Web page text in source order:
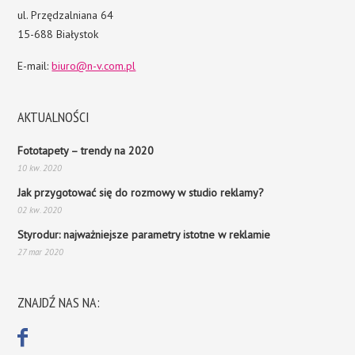
ul. Przędzalniana 64
15-688 Białystok
E-mail:biuro@n-v.com.pl
AKTUALNOŚCI
Fototapety – trendy na 2020
10 kw. 2020
Jak przygotować się do rozmowy w studio reklamy?
02 kw. 2020
Styrodur: najważniejsze parametry istotne w reklamie
27 mar 2020
ZNAJDŹ NAS NA: